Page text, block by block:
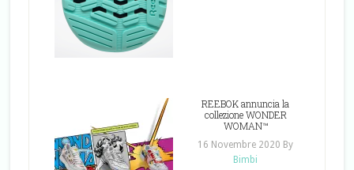
REEBOK annuncia la
collezione WONDER
WOMAN™
16 Novembre 2020 By
Bimbi